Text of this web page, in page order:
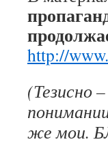
http://
(Тезисно
же мои.